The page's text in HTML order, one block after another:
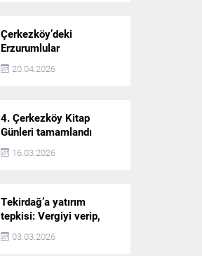
Çerkezköy’deki
Erzurumlular
şampiyonluğu kutladı
20.04.2026
4. Çerkezköy Kitap
Günleri tamamlandı
16.03.2026
Tekirdağ’a yatırım
tepkisi: Vergiyi verip,
hizmet almayan bir iliz
03.03.2026